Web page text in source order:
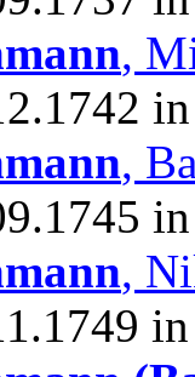
,
in
,
in
,
in